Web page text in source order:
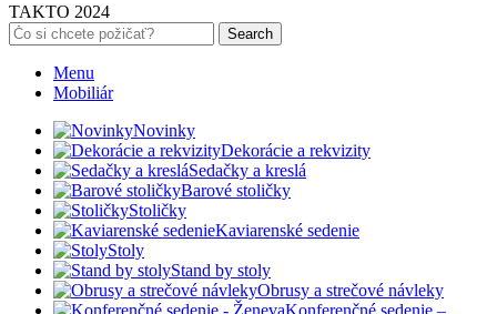
TAKTO 2024
Search
Menu
Mobiliár
Novinky
Dekorácie a rekvizity
Sedačky a kreslá
Barové stoličky
Stoličky
Kaviarenské sedenie
Stoly
Stand by stoly
Obrusy a strečové návleky
Konferenčné sedenie –